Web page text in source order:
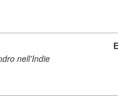
nell'Indie